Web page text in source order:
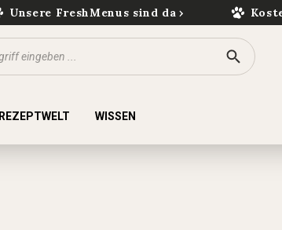
Unsere FreshMenus sind da
REZEPTWELT WISSEN